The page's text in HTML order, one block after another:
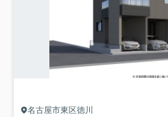
名古屋市東区徳川